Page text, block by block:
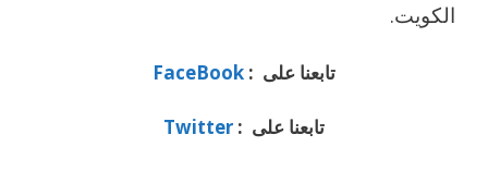
الكويت.
تابعنا على : FaceBook
تابعنا على : Twitter